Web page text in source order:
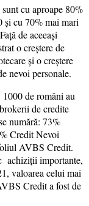
cu aproape 80%
și cu 70% mai mari
de aceeași
o creștere de
și o creștere
nevoi personale.
de români au
de credite
numără: 73%
Credit Nevoi
AVBS Credit.
achiziţii importante,
valoarea celui mai
Credit a fost de